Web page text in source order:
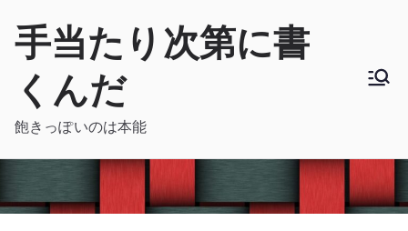
手当たり次第に書
くんだ
飽きっぽいのは本能